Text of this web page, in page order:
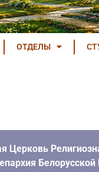
ОТДЕЛЫ
Церковь